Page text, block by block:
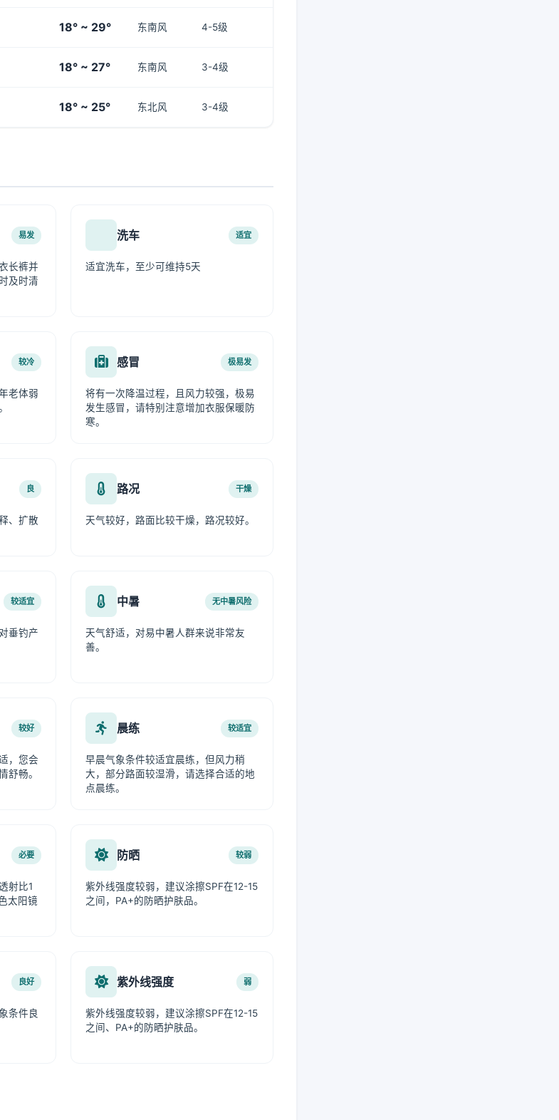
18° ~ 29° 东南风 4-5级
18° ~ 27° 东南风 3-4级
18° ~ 25° 东北风 3-4级
易发
长裤并
及时清
洗车 适宜
适宜洗车，至少可维持5天
较冷
老体弱
感冒 极易发
将有一次降温过程，且风力较强，极易
发生感冒，请特别注意增加衣服保暖防
寒。
良
、扩散
路况 干燥
天气较好，路面比较干燥，路况较好。
较适宜
垂钓产
中暑 无中暑风险
天气舒适，对易中暑人群来说非常友
善。
较好
，您会
舒畅。
晨练 较适宜
早晨气象条件较适宜晨练，但风力稍
大，部分路面较湿滑，请选择合适的地
点晨练。
必要
射比1
太阳镜
防晒 较弱
紫外线强度较弱，建议涂擦SPF在12-15
之间，PA+的防晒护肤品。
良好
条件良
紫外线强度 弱
紫外线强度较弱，建议涂擦SPF在12-15
之间、PA+的防晒护肤品。